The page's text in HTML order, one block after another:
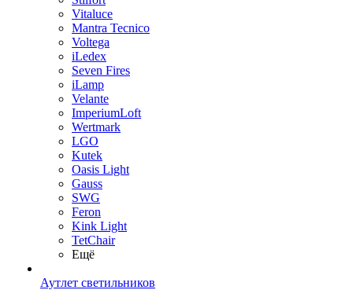
Vitaluce
Mantra Tecnico
Voltega
iLedex
Seven Fires
iLamp
Velante
ImperiumLoft
Wertmark
LGO
Kutek
Oasis Light
Gauss
SWG
Feron
Kink Light
TetСhair
Ещё
Аутлет светильников